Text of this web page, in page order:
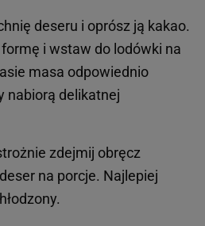
deseru i oprósz ją kakao.
i wstaw do lodówki na
masa odpowiednio
nabiorą delikatnej
zdejmij obręcz
na porcje. Najlepiej